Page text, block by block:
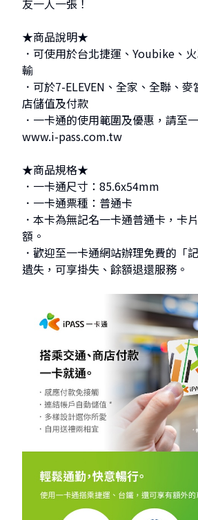
★商品說明★
．可使用於台北捷運、Youbike、
輸
．可於7-ELEVEN、全家、全聯、
店儲值及付款
．一卡通的使用範圍及優惠，請至
www.i-pass.com.tw
★商品規格★
．一卡通尺寸：85.6x54mm
．一卡通票種：普通卡
．本卡為無記名一卡通普通卡，卡
額。
．歡迎至一卡通網站辦理免費的「
遺失，可享掛失、餘額退還服務。